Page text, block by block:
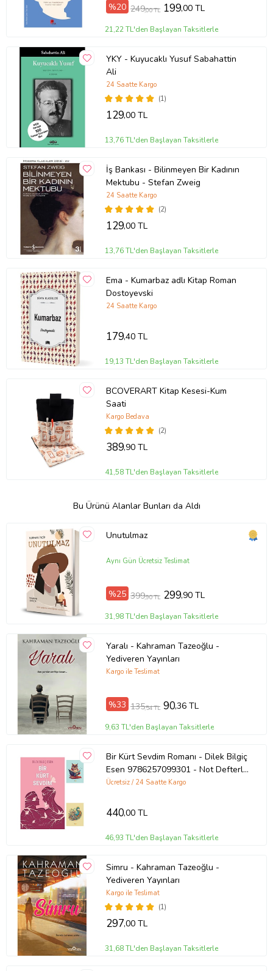
%20 249,00 TL 199,00 TL
21,22 TL'den Başlayan Taksitlerle
YKY - Kuyucaklı Yusuf Sabahattin
Ali
(1)
24 Saatte Kargo
129,00 TL
13,76 TL'den Başlayan Taksitlerle
İş Bankası - Bilinmeyen Bir Kadının
Mektubu - Stefan Zweig
(2)
24 Saatte Kargo
129,00 TL
13,76 TL'den Başlayan Taksitlerle
Ema - Kumarbaz adlı Kitap Roman
Dostoyevski
24 Saatte Kargo
179,40 TL
19,13 TL'den Başlayan Taksitlerle
BCOVERART Kitap Kesesi-Kum
Saati
(2)
Kargo Bedava
389,90 TL
41,58 TL'den Başlayan Taksitlerle
Bu Ürünü Alanlar Bunları da Aldı
Unutulmaz
Aynı Gün Ücretsiz Teslimat
%25 399,90 TL 299,90 TL
31,98 TL'den Başlayan Taksitlerle
Yaralı - Kahraman Tazeoğlu -
Yediveren Yayınları
Kargo ile Teslimat
%33 135,54 TL 90,36 TL
9,63 TL'den Başlayan Taksitlerle
Bir Kürt Sevdim Romanı - Dilek Bilgiç
Esen 9786257099301 - Not Defterli
Seti (Renksiz)
Ücretsiz / 24 Saatte Kargo
440,00 TL
46,93 TL'den Başlayan Taksitlerle
Simru - Kahraman Tazeoğlu -
Yediveren Yayınları
(1)
Kargo ile Teslimat
297,00 TL
31,68 TL'den Başlayan Taksitlerle